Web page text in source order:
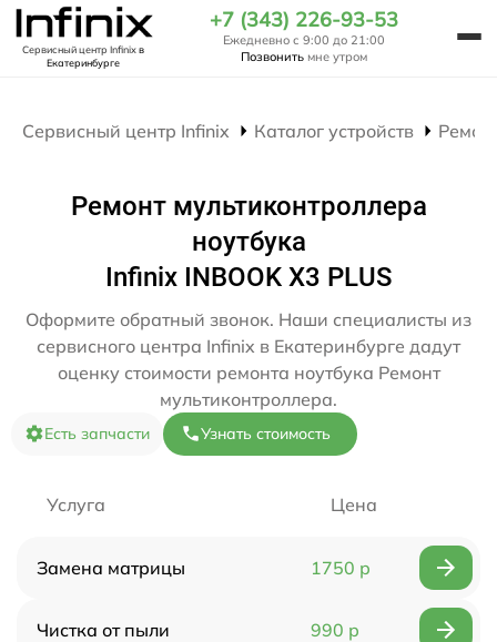
Сервисный центр Infinixв
Екатеринбурге
+7 (343) 226-93-53
Ежедневно с 9:00 до 21:00
Позвонить мне утром
Сервисный центр Infinix Каталог устройств
Ремонт мультиконтроллера
ноутбука
Infinix INBOOK X3 PLUS
Оформите обратный звонок. Наши специалисты из
сервисного центра Infinix в Екатеринбурге дадут
оценку стоимости ремонта ноутбука Ремонт
мультиконтроллера.
Есть запчасти Узнать стоимость
Услуга Цена
Замена матрицы 1750 р
Чистка от пыли 990 р